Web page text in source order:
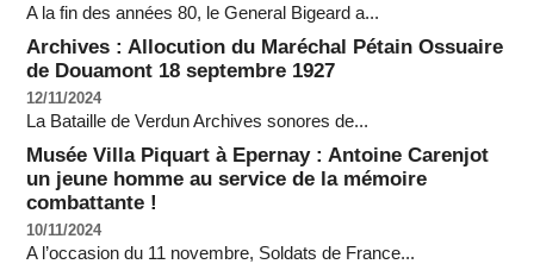
A la fin des années 80, le General Bigeard a...
Archives : Allocution du Maréchal Pétain Ossuaire
de Douamont 18 septembre 1927
12/11/2024
La Bataille de Verdun Archives sonores de...
Musée Villa Piquart à Epernay : Antoine Carenjot
un jeune homme au service de la mémoire
combattante !
10/11/2024
A l’occasion du 11 novembre, Soldats de France...